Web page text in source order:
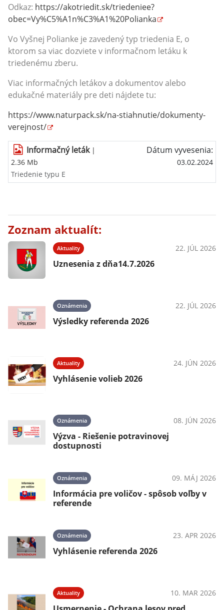
Odkaz: https://akotriedit.sk/triedeniee?
obec=Vy%C5%A1n%C3%A1%20Polianka
Vo Vyšnej Polianke je zavedený typ triedenia E, o
ktorom sa viac dozviete v informačnom letáku k
triedenému zberu.
Viac informačných letákov a dokumentov alebo
edukačné materiály pre deti nájdete tu:
https://www.naturpack.sk/na-stiahnutie/dokumenty-
verejnost/
Informačný leták|
2.36 Mb
Dátum vyvesenia:
03.02.2024
Triedenie typu E
Zoznam aktualít:
Aktuality 22. JÚL 2026
Uznesenia z dňa14.7.2026
Oznámenia 22. JÚL 2026
Výsledky referenda 2026
Aktuality 24. JÚN 2026
Vyhlásenie volieb 2026
Oznámenia 08. JÚN 2026
Výzva - Riešenie potravinovej
dostupnosti
Oznámenia 09. MÁJ 2026
Informácia pre voličov - spôsob voľby v
referende
Oznámenia 23. APR 2026
Vyhlásenie referenda 2026
Aktuality 10. MAR 2026